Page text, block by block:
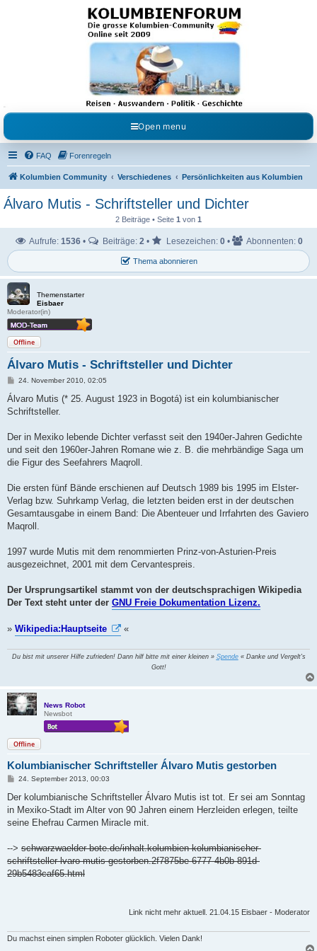
Kolumbienforum - Das
grosse Forum der
Freunde Kolumbiens
Reisen, Auswandern, Kultur, Politik, Geschichte und Visum in Kolumbien und Venezuela.
Austausch, Erfahrungen und Gemeinschaft im Kolumbienforum
Open menu
FAQ Forenregeln
Kolumbien Community Verschiedenes Persönlichkeiten aus Kolumbien
Álvaro Mutis - Schriftsteller und Dichter
2 Beiträge • Seite 1 von 1
Thema abonnieren
Aufrufe: 1536• Beiträge: 2 • Lesezeichen: 0• Abonnenten: 0
Themenstarter
Eisbaer
Moderator(in)
Offline
Álvaro Mutis - Schriftsteller und Dichter
B
i
r
24. November 2010, 02:05
Álvaro Mutis (* 25. August 1923 in Bogotá) ist ein kolumbianischer
Schriftsteller.
Der in Mexiko lebende Dichter verfasst seit den 1940er-Jahren Gedichte
und seit den 1960er-Jahren Romane wie z. B. die mehrbändige Saga um
die Figur des Seefahrers Maqroll.
Die ersten fünf Bände erschienen auf Deutsch 1989 bis 1995 im Elster-
Verlag bzw. Suhrkamp Verlag, die letzten beiden erst in der deutschen
Gesamtausgabe in einem Band: Die Abenteuer und Irrfahrten des Gaviero
Maqroll.
1997 wurde Mutis mit dem renommierten Prinz-von-Asturien-Preis
ausgezeichnet, 2001 mit dem Cervantespreis.
Der Ursprungsartikel stammt von der deutschsprachigen Wikipedia
Der Text steht unter der GNU Freie Dokumentation Lizenz.
» Wikipedia:Hauptseite «
Du bist mit unserer Hilfe zufrieden! Dann hilf bitte mit einer kleinen » Spende« Danke und Vergelt's
Gott!
News Robot
Newsbot
Offline
Kolumbianischer Schriftsteller Álvaro Mutis gestorben
B
i
a
24. September 2013, 00:03
Der kolumbianische Schriftsteller Álvaro Mutis ist tot. Er sei am Sonntag
in Mexiko-Stadt im Alter von 90 Jahren einem Herzleiden erlegen, teilte
seine Ehefrau Carmen Miracle mit.
--> schwarzwaelder-bote.de/inhalt.kolumbien-kolumbianischer-
schriftsteller-lvaro-mutis-gestorben.2f7875be-6777-4b0b-891d-
29b5483caf65.html
Link nicht mehr aktuell. 21.04.15 Eisbaer - Moderator
Du machst einen simplen Roboter glücklich. Vielen Dank!